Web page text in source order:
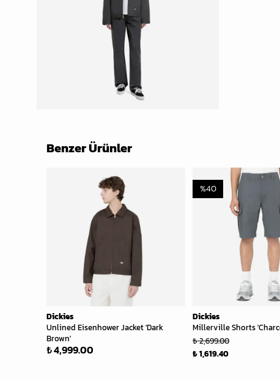
Benzer Ürünler
Dickies
Unlined Eisenhower Jacket 'Dark
Brown'
₺ 4,999.00
Dickies
Millerville Shorts
%40
₺ 2,699.00
₺ 1,619.40